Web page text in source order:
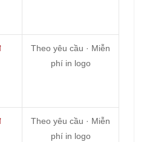
Theo yêu cầu · Miễn
phí in logo
Theo yêu cầu · Miễn
phí in logo